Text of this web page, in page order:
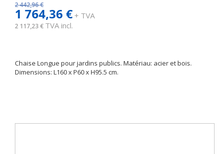
2 442,96 €
1 764,36 €+ TVA
2 117,23 € TVA incl.
Chaise Longue pour jardins publics. Matériau: acier et bois.
Dimensions: L160 x P60 x H95.5 cm.